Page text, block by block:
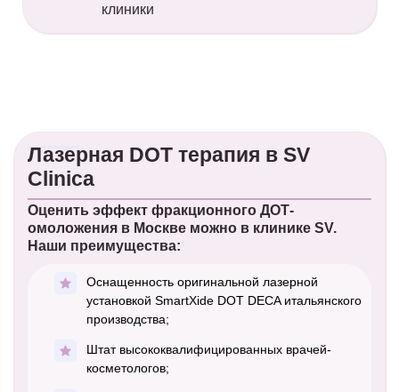
клиники
Лазерная DOT терапия в SV
Clinica
Оценить эффект фракционного ДОТ-
омоложения в Москве можно в клинике SV.
Наши преимущества:
Оснащенность оригинальной лазерной
установкой SmartXide DOT DECA итальянского
производства;
Штат высококвалифицированных врачей-
косметологов;